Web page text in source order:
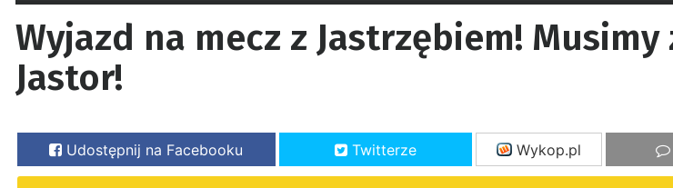
Wyjazd na mecz z Jastrzębiem!
Jastor!
Udostępnij na Facebooku Twitterze Wykop.pl